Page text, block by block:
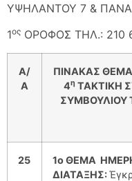
ΥΨΗΛΑΝΤΟΥ 7 &
1ος ΟΡΟΦΟΣ ΤΗΛ.: 210
Α/
Α
ΠΙΝΑΚΑΣ
4η ΤΑΚΤΙΚΗ
ΣΥΜΒΟΥΛΙΟΥ
25
1ο ΘΕΜΑ
ΔΙΑΤΑΞΗΣ: